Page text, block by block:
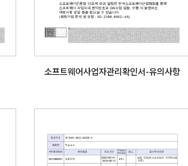
소프트웨어사업자관리확인서-유의사항